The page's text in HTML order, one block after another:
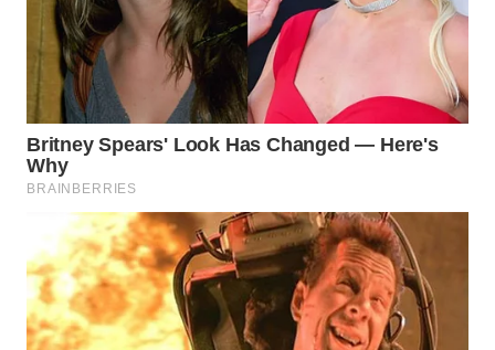
Wahana
Media
WAHANA
NEWS
WAHANA
TANI
WAHANA
ADVOKAT